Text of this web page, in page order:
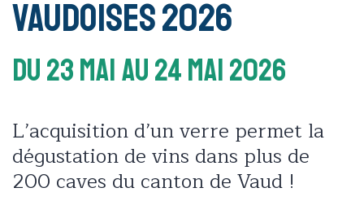
Vaudoises 2026
Du 23 MaiAu 24 Mai 2026
L’acquisition d’un verre permet la
dégustation de vins dans plus de
200 caves du canton de Vaud !